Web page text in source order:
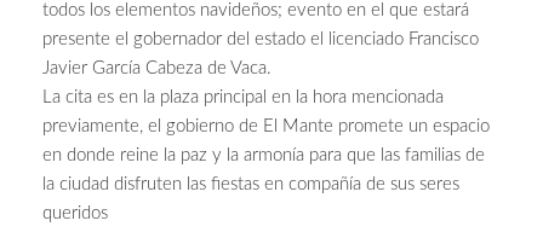
todos los elementos navideños; evento en el que estará
presente el gobernador del estado el licenciado Francisco
Javier García Cabeza de Vaca.
La cita es en la plaza principal en la hora mencionada
previamente, el gobierno de El Mante promete un espacio
en donde reine la paz y la armonía para que las familias de
la ciudad disfruten las fiestas en compañía de sus seres
queridos